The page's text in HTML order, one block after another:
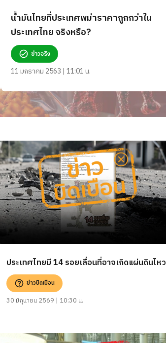
น้ำมันไทยที่ประเทศพม่าราคาถูกกว่าใน
ประเทศไทย จริงหรือ?
ข่าวจริง
11 มกราคม 2563 | 11:01 น.
ประเทศไทยมี 14 รอยเลื่อนที่อาจเกิดแผ่นดินไหว
ข่าวบิดเบือน
30 มิถุนายน 2569 | 10:30 น.